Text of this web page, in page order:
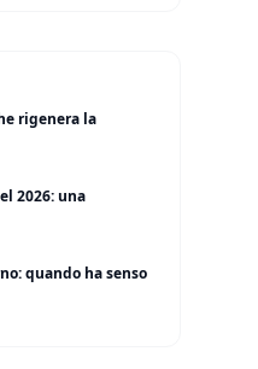
rigenera la
2026: una
quando ha senso